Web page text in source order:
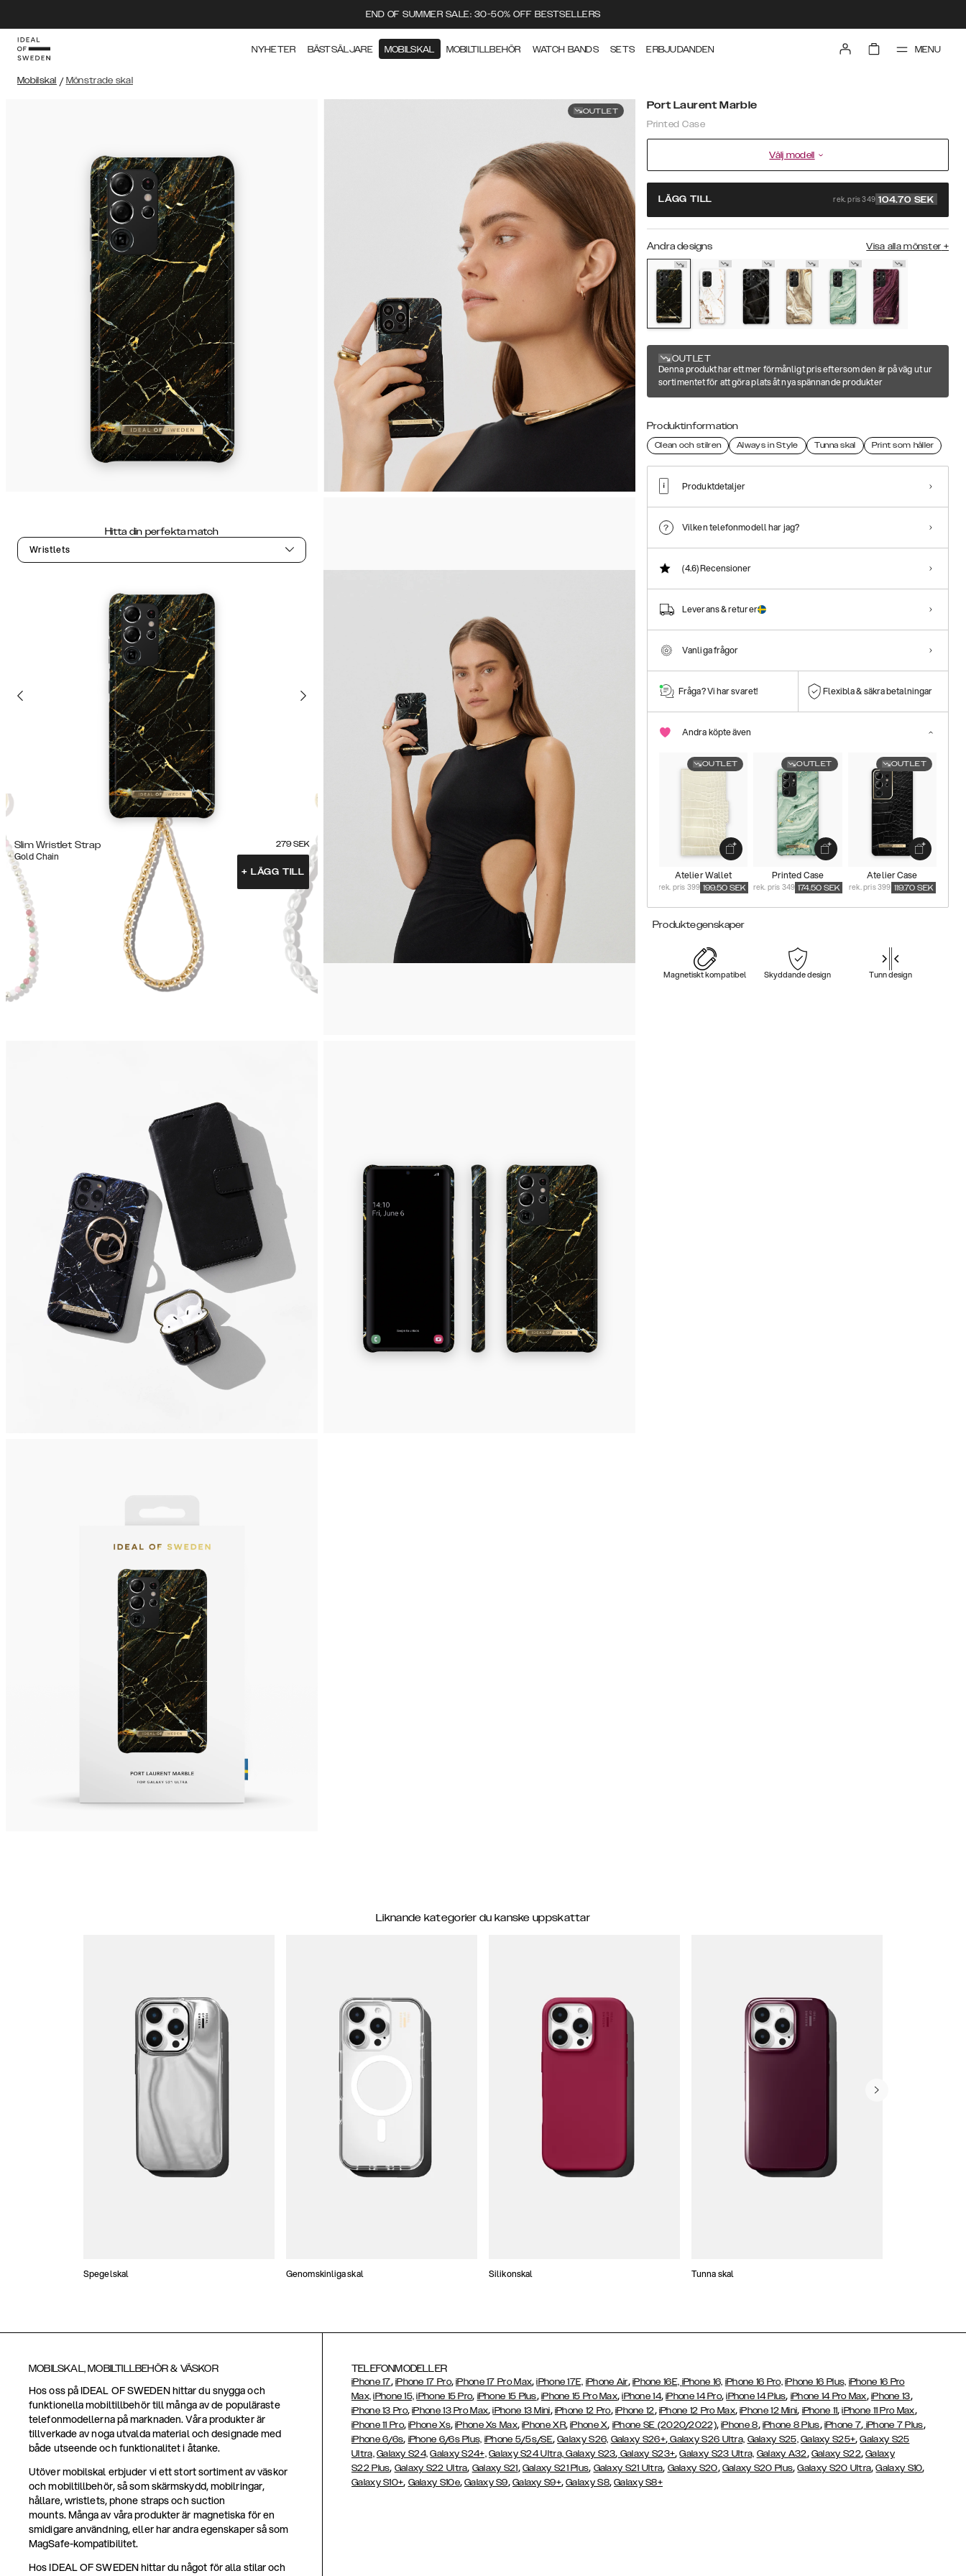
END OF SUMMER SALE: 30-50% OFF BESTSELLERS
NYHETER BÄSTSÄLJARE MOBILSKAL MOBILTILLBEHÖR WATCH BANDS SETS ERBJUDANDEN MENU
Mobilskal / Mönstrade skal
OUTLET
Hitta din perfekta match
Wristlets
Slim Wristlet Strap
Gold Chain
279 SEK
+ LÄGG TILL
Port Laurent Marble
Printed Case
Välj modell
LÄGG TILL rek. pris 349 104.70 SEK
Andra designs Visa alla mönster +
OUTLET
Denna produkt har ett mer förmånligt pris eftersom den är på väg ut ur
sortimentet för att göra plats åt nya spännande produkter
Produktinformation
Clean och stilren Always in Style Tunna skal Print som håller
Produktdetaljer
Vilken telefonmodell har jag?
(4.6)Recensioner
Leverans & returer
Vanliga frågor
Fråga? Vi har svaret! Flexibla & säkra betalningar
Andra köpte även
OUTLET
Atelier Wallet
rek. pris 399 199.50 SEK
OUTLET
Printed Case
rek. pris 349 174.50 SEK
OUTLET
Atelier Case
rek. pris 399 119.70 SEK
Produktegenskaper
Magnetiskt kompatibel Skyddande design Tunn design
Liknande kategorier du kanske uppskattar
Spegelskal Genomskinliga skal Silikonskal Tunna skal
MOBILSKAL, MOBILTILLBEHÖR & VÄSKOR
Hos oss på IDEAL OF SWEDEN hittar du snygga och
funktionella mobiltillbehör till många av de populäraste
telefonmodellerna på marknaden. Våra produkter är
tillverkade av noga utvalda material och designade med
både utseende och funktionalitet i åtanke.
Utöver mobilskal erbjuder vi ett stort sortiment av väskor
och mobiltillbehör, så som skärmskydd, mobilringar,
hållare, wristlets, phone straps och suction
mounts. Många av våra produkter är magnetiska för en
smidigare användning, eller har andra egenskaper så som
MagSafe-kompatibilitet.
Hos IDEAL OF SWEDEN hittar du något för alla stilar och
TELEFONMODELLER
iPhone 17, iPhone 17 Pro,iPhone 17 Pro Max,iPhone 17E, iPhone Air, iPhone 16E, iPhone 16, iPhone 16 Pro, iPhone 16 Plus, iPhone 16 Pro
Max, iPhone 15, iPhone 15 Pro, iPhone 15 Plus, iPhone 15 Pro Max,iPhone 14,iPhone 14 Pro,iPhone 14 Plus, iPhone 14 Pro Max, iPhone 13,
iPhone 13 Pro,iPhone 13 Pro Max,iPhone 13 Mini, iPhone 12 Pro, iPhone 12, iPhone 12 Pro Max,iPhone 12 Mini, iPhone 11,iPhone 11 Pro Max,
iPhone 11 Pro,iPhone Xs,iPhone Xs Max,iPhone XR,iPhone X, iPhone SE (2020/2022),iPhone 8, iPhone 8 Plus, iPhone 7, iPhone 7 Plus,
iPhone 6/6s, iPhone 6/6s Plus, iPhone 5/5s/SE,Galaxy S26, Galaxy S26+,Galaxy S26 Ultra, Galaxy S25, Galaxy S25+,Galaxy S25
Ultra, Galaxy S24, Galaxy S24+, Galaxy S24 Ultra, Galaxy S23, Galaxy S23+,Galaxy S23 Ultra, Galaxy A32, Galaxy S22,Galaxy
S22 Plus, Galaxy S22 Ultra, Galaxy S21, Galaxy S21 Plus, Galaxy S21 Ultra, Galaxy S20, Galaxy S20 Plus,Galaxy S20 Ultra,Galaxy S10,
Galaxy S10+, Galaxy S10e,Galaxy S9, Galaxy S9+,Galaxy S8,Galaxy S8+